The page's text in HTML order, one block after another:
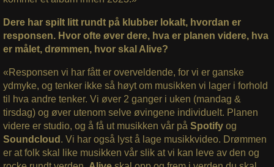
Dere har spilt litt rundt på klubber lokalt, hvordan er
responsen. Hvor ofte øver dere, hva er planen videre, hva
er målet, drømmen, hvor skal Alive?
«Responsen vi har fått er overveldende, for vi er ganske
ydmyke, og tenker ikke så høyt om musikken vi lager i forhold
til hva andre tenker. Vi øver 2 ganger i uken (mandag &
tirsdag) og øver utenom selve øvingene individuelt. Planen
videre er studio, og å få ut musikken vår på Spotifyog
Soundcloud . Vi har også lyst å lage musikkvideo. Drømmen
er at folk skal like musikken vår slik at vi kan leve av den og